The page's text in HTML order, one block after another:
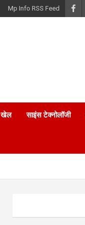
Mp Info RSS Feed
खेल साइंस टेक्नोलॉजी